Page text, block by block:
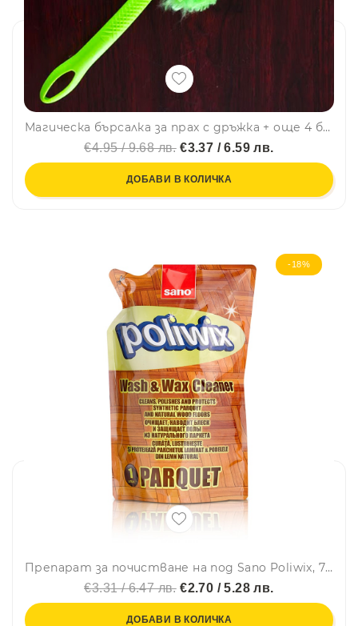
Магическа бърсалка за прах с дръжка + още 4 бърсалки = икономичен пакет!
€4.95 / 9.68 лв.€3.37 / 6.59 лв.
ДОБАВИ В КОЛИЧКА
-18%
Препарат за почистване на под Sano Poliwix, 750 мл, Резерва
€3.31 / 6.47 лв.€2.70 / 5.28 лв.
ДОБАВИ В КОЛИЧКА